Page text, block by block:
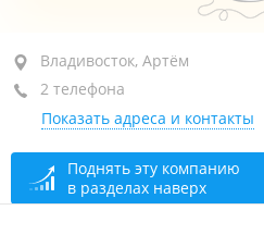
район "Третья рабочая", ул.
сегодня закрыто
Владивосток, Артём
2 телефона
Показать адреса и контакты
Поднять эту компанию
в разделах наверх